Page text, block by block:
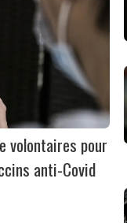
volontaires pour
anti-Covid